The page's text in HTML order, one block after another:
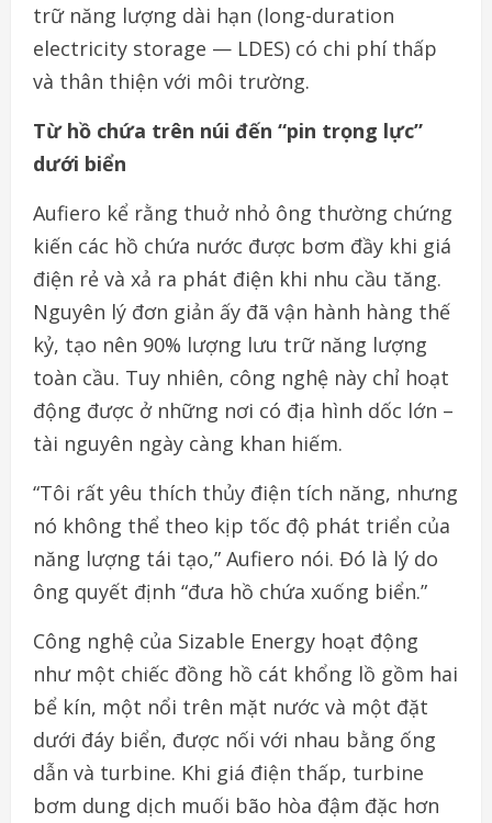
trữ năng lượng dài hạn (long-duration
electricity storage — LDES) có chi phí thấp
và thân thiện với môi trường.
Từ hồ chứa trên núi đến “pin trọng lực”
dưới biển
Aufiero kể rằng thuở nhỏ ông thường chứng
kiến các hồ chứa nước được bơm đầy khi giá
điện rẻ và xả ra phát điện khi nhu cầu tăng.
Nguyên lý đơn giản ấy đã vận hành hàng thế
kỷ, tạo nên 90% lượng lưu trữ năng lượng
toàn cầu. Tuy nhiên, công nghệ này chỉ hoạt
động được ở những nơi có địa hình dốc lớn –
tài nguyên ngày càng khan hiếm.
“Tôi rất yêu thích thủy điện tích năng, nhưng
nó không thể theo kịp tốc độ phát triển của
năng lượng tái tạo,” Aufiero nói. Đó là lý do
ông quyết định “đưa hồ chứa xuống biển.”
Công nghệ của Sizable Energy hoạt động
như một chiếc đồng hồ cát khổng lồ gồm hai
bể kín, một nổi trên mặt nước và một đặt
dưới đáy biển, được nối với nhau bằng ống
dẫn và turbine. Khi giá điện thấp, turbine
bơm dung dịch muối bão hòa đậm đặc hơn